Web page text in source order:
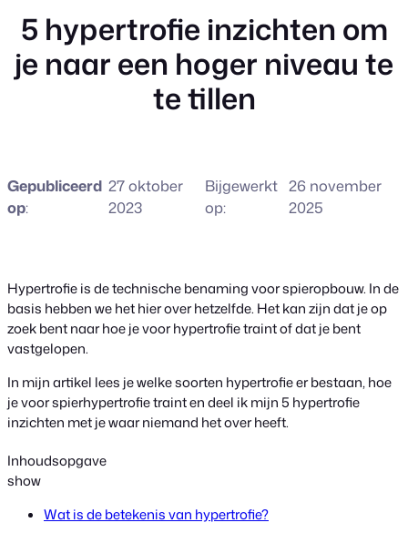
5 hypertrofie inzichten om
je naar een hoger niveau te
te tillen
Gepubliceerd
op:
27 oktober
2023
Bijgewerkt
op:
26 november
2025
Hypertrofie is de technische benaming voor spieropbouw. In de
basis hebben we het hier over hetzelfde. Het kan zijn dat je op
zoek bent naar hoe je voor hypertrofie traint of dat je bent
vastgelopen.
In mijn artikel lees je welke soorten hypertrofie er bestaan, hoe
je voor spierhypertrofie traint en deel ik mijn 5 hypertrofie
inzichten met je waar niemand het over heeft.
Inhoudsopgave
show
Wat is de betekenis van hypertrofie?